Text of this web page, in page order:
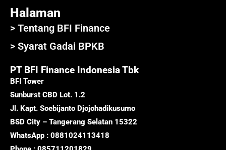
Halaman
> Tentang BFI Finance
> Syarat Gadai BPKB
PT BFI Finance Indonesia Tbk
BFI Tower
Sunburst CBD Lot. 1.2
Jl. Kapt. Soebijanto Djojohadikusumo
BSD City – Tangerang Selatan 15322
WhatsApp : 0881024113418